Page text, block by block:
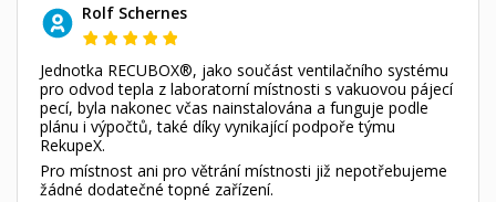
Rolf Schernes
Jednotka RECUBOX®, jako součást ventilačního systému
pro odvod tepla z laboratorní místnosti s vakuovou pájecí
pecí, byla nakonec včas nainstalována a funguje podle
plánu i výpočtů, také díky vynikající podpoře týmu
RekupeX.
Pro místnost ani pro větrání místnosti již nepotřebujeme
žádné dodatečné topné zařízení.